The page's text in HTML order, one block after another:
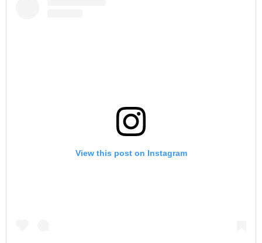
View this post on Instagram